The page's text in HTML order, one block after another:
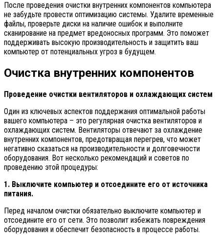
После проведения очистки внутренних компонентов компьютера
не забудьте провести оптимизацию системы. Удалите временные
файлы, проверьте диски на наличие ошибок и выполните
сканирование на предмет вредоносных программ. Это поможет
поддерживать высокую производительность и защитить ваш
компьютер от потенциальных угроз в будущем.
Очистка внутренних компонентов
Проведение очистки вентиляторов и охлаждающих систем
Один из ключевых аспектов поддержания оптимальной работы
вашего компьютера – это регулярная очистка вентиляторов и
охлаждающих систем. Вентиляторы отвечают за охлаждение
внутренних компонентов, предотвращая перегрев, что может
негативно сказаться на производительности и долговечности
оборудования. Вот несколько рекомендаций и советов по
проведению этой процедуры:
1. Выключите компьютер и отсоедините его от источника
питания.
Перед началом очистки обязательно выключите компьютер и
отсоедините его от сети. Это позволит избежать повреждения
оборудования и обеспечит безопасность в процессе работы.